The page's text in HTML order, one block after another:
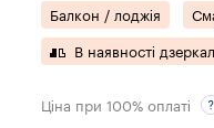
Балкон / лоджія
В наявності
Ціна при 100% оплаті